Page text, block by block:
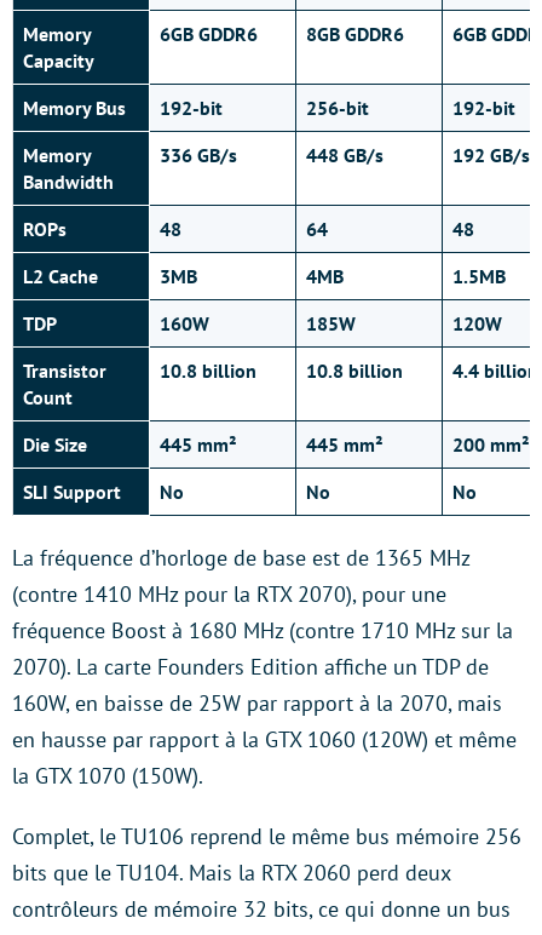
Memory
Capacity
6GB GDDR6 8GB GDDR6 6GB
Memory Bus 192-bit 256-bit
192-bit
Memory
Bandwidth
336 GB/s 448 GB/s 192 GB/s
ROPs 48 64
48
L2 Cache
3MB 4MB
1.5MB
TDP
160W 185W
120W
Transistor
Count
10.8 billion 10.8 billion 4.4 billion
Die Size 445 mm² 445 mm²
200 mm²
SLI Support
No No No
La fréquence d’horloge de base est de 1365 MHz
(contre 1410 MHz pour la RTX 2070), pour une
fréquence Boost à 1680 MHz (contre 1710 MHz sur la
2070). La carte Founders Edition affiche un TDP de
160W, en baisse de 25W par rapport à la 2070, mais
en hausse par rapport à la GTX 1060 (120W) et même
la GTX 1070 (150W).
Complet, le TU106 reprend le même bus mémoire 256
bits que le TU104. Mais la RTX 2060 perd deux
contrôleurs de mémoire 32 bits, ce qui donne un bus